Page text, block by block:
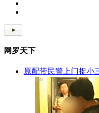
网罗天下
原配带民警上门捉小